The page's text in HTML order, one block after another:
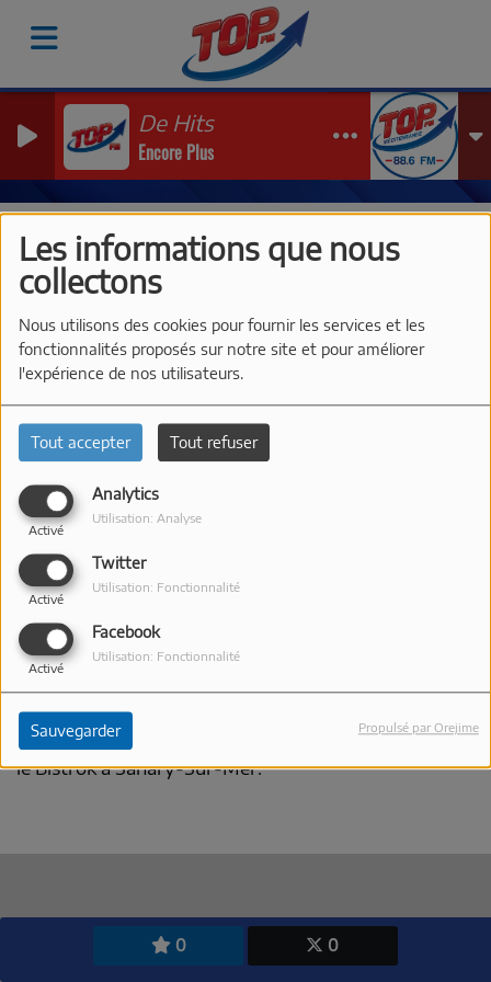
Les informations que nous
collectons
Nous utilisons des cookies pour fournir les services et les
fonctionnalités proposés sur notre site et pour améliorer
l'expérience de nos utilisateurs.
Tout accepter Tout refuser
Analytics
Activé
Utilisation: Analyse
Twitter
Activé
Utilisation: Fonctionnalité
Facebook
Activé
Utilisation: Fonctionnalité
Sauvegarder Propulsé par Orejime
De Hits
Encore Plus
Vidéos Les Interviews de TOP FM à Just'Rosé 2026
RESTAURANT LE BISTROK À
0 0
10 MAI 2026
Yohann Dubistrok nous parle de la création du
festival Just'Rosé et nous présente son établissement
le Bistrok à Sanary-Sur-Mer.